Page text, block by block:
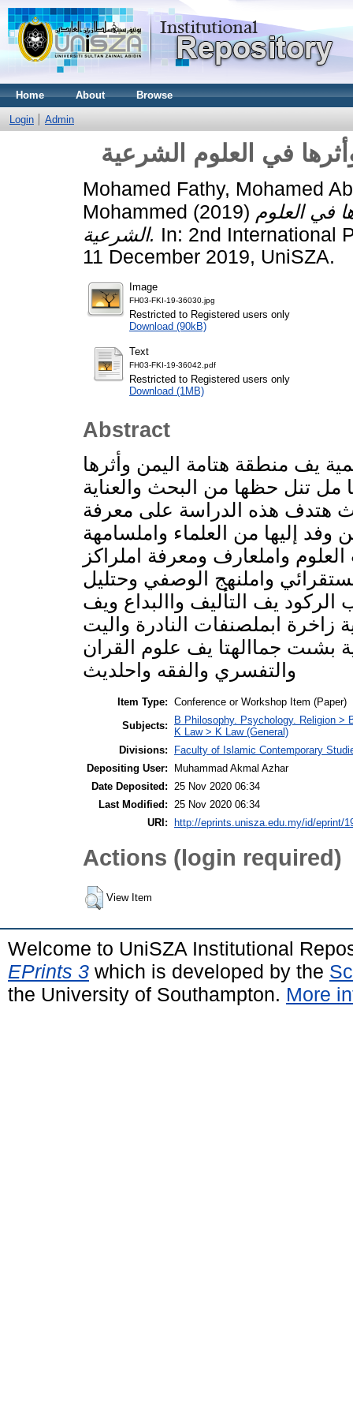
Home About Browse
Login Admin
في العلوم الشرعية
Mohamed Fathy, Mohamed
Mohammed (2019) في العلوم
الشرعية. In: 2nd International
11 December 2019, UniSZA.
Image
FH03-FKI-19-36030.jpg
Restricted to Registered users only
Download (90kB)
Text
FH03-FKI-19-36042.pdf
Restricted to Registered users only
Download (1MB)
Abstract
يف منطقة هتامة اليمن وأثرها
مل تنل حظها من البحث والعناية
هتدف هذه الدراسة على معرفة
وفد إليها من العلماء واملسامهة
واملعارف ومعرفة املراكز
واملنهج الوصفي وحتليل
يف التأليف واالبداع ويف
زاخرة ابملصنفات النادرة واليت
بشىت جماالهتا يف علوم القران
والتفسري والفقه واحلديث
Item Type: Conference or Workshop Item (Paper)
Subjects:
B Philosophy. Psychology. Religion >
K Law > K Law (General)
Divisions:
Faculty of Islamic Contemporary
Depositing User:
Muhammad Akmal Azhar
Date Deposited:
25 Nov 2020 06:34
Last Modified:
25 Nov 2020 06:34
URI:
http://eprints.unisza.edu.my/id/eprint/
Actions (login required)
View Item
Welcome to UniSZA Institutional
EPrints 3 which is developed by the
the University of Southampton. More